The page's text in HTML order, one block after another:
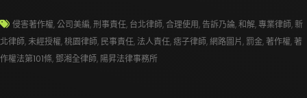
侵害著作權,公司美編,刑事責任, 台北律師,合理使用, 告訴乃論,和解,專業律師,新
北律師,未經授權,桃園律師, 民事責任, 法人責任,痞子律師,網路圖片, 罰金, 著作權, 著
作權法第101條, 鄧湘全律師, 陽昇法律事務所